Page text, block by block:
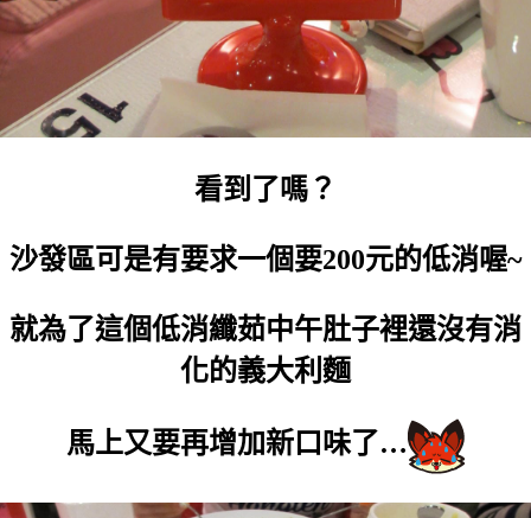
看到了嗎？
沙發區可是有要求一個要200元的低消喔~
就為了這個低消纖茹中午肚子裡還沒有消
化的義大利麵
馬上又要再增加新口味了…